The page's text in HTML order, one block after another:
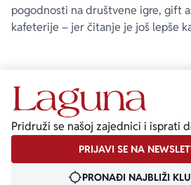
pogodnosti na društvene igre, gift
kafeterije – jer čitanje je još lepše
Pridruži se našoj zajednici i isprati
PRIJAVI SE NA
PRONAĐI NAJBLIŽI